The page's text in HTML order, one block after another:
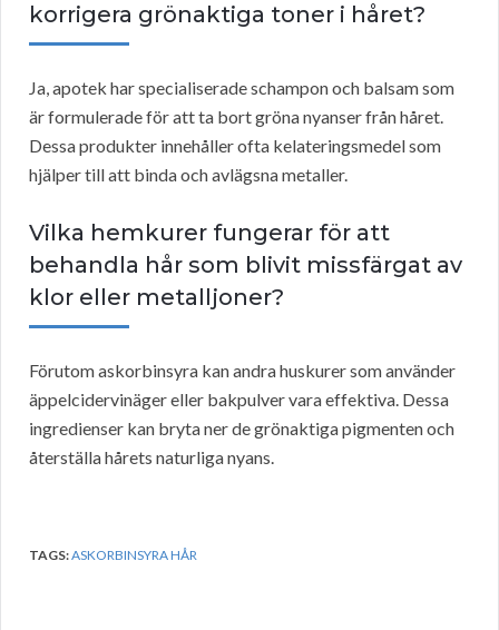
korrigera grönaktiga toner i håret?
Ja, apotek har specialiserade schampon och balsam som
är formulerade för att ta bort gröna nyanser från håret.
Dessa produkter innehåller ofta kelateringsmedel som
hjälper till att binda och avlägsna metaller.
Vilka hemkurer fungerar för att
behandla hår som blivit missfärgat av
klor eller metalljoner?
Förutom askorbinsyra kan andra huskurer som använder
äppelcidervinäger eller bakpulver vara effektiva. Dessa
ingredienser kan bryta ner de grönaktiga pigmenten och
återställa hårets naturliga nyans.
TAGS:ASKORBINSYRA HÅR